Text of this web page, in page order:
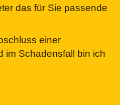
das für Sie passende
einer
im Schadensfall bin ich